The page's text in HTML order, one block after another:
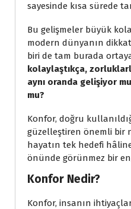
sayesinde kısa sürede
Bu gelişmeler büyük
modern dünyanın
biri de tam burada
kolaylaştıkça,
aynı oranda gelişiyor
mu?
Konfor, doğru
güzelleştiren önemli bir
hayatın tek hedefi
önünde görünmez bir
Konfor Nedir?
Konfor, insanın